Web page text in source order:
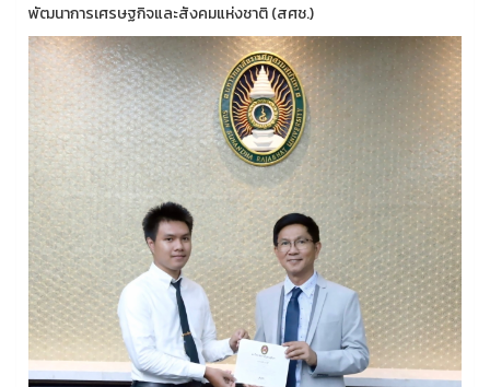
พัฒนาการเศรษฐกิจและสังคมแห่งชาติ (สศช.)